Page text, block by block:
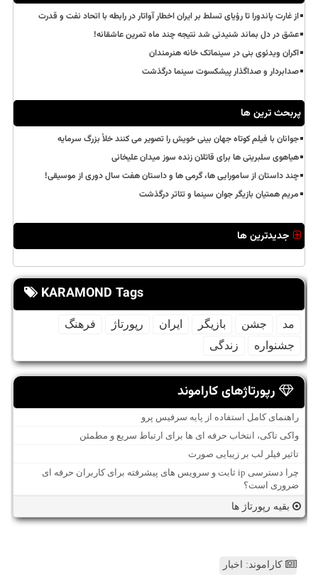
از غارت پاندورا تا رؤیای تسلط بر ایران اخطار آواتار در رابطه با اتحاد نفت و قدرت
عشق در دل بماند شنیدنی شد نتیجه چند ماه تمرین عاشقانه!
اکران ویدئوی بنی در سینماتک خانه هنرمندان
صدابردار و صداگذار پیشکسوت سینما درگذشت
پربحث ترین ها
جوانان با فیلم کوتاه جهان بینی خویش را تصویر می کنند خلأ بزرگ سرمایه
هیاهوی سلبریتی ها برای قاتلان زنده سوز میدان علیخانی
چند داستان از سامورایی ها، گرمی ها و داستان هفت سال دوری از موسیقی!
مریم همتیان بازیگر جوان سینما و تئاتر درگذشت
جدیدترین ها
KARAMOND Tags
مد جشن بازیگر ایران رپورتاژ
فرهنگ
جشنواره
زندگی
رپورتاژهای کاراموند
راهنمای کامل استفاده از پایه سرفیس پرو
واکی تاکی، انتخاب حرفه ای ها برای ارتباط سریع و مطمئن
تاثیر فیلر لب بر زیبایی صورت
چرا دسترسی ip ثابت و سرویس های پیشرفته برای کاربران حرفه ای
ضروری است؟
بقیه رپورتاژ ها
کاراموند: اخبار